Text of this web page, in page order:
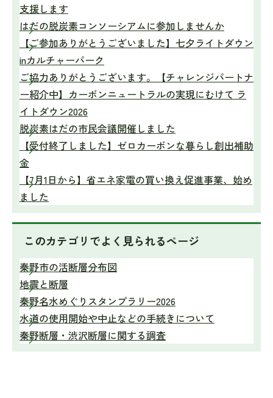
支援します
はだの脱炭素コンソーシアムに参加しませんか
【ご参加ありがとうございました】七夕ライトダウン
inカルチャーパーク
ご協力ありがとうございます。【チャレンジパートナ
ー紹介中】カーボンニュートラルの実現にむけて ラ
イトダウン2026
脱炭素はだの市民会議開催しました
【受付終了しました】ゼロカーボンな暮らし創出補助
金
【7月1日から】省エネ家電の買い換え促進事業、始め
ました
このカテゴリでよく見られるページ
秦野市の活断層分布図
地震と断層
秦野名水めぐりスタンプラリー2026
水道の使用開始や中止などの手続きについて
秦野断層・渋沢断層に関する調査